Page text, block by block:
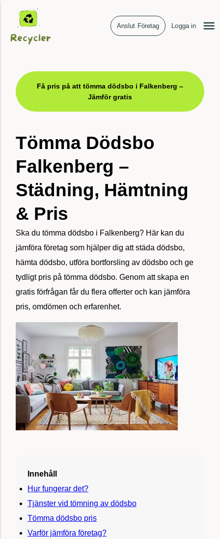
Anslut Företag Logga in
Få pris på att tömma dödsbo i Falkenberg –
Jämför gratis
Tömma Dödsbo
Falkenberg –
Städning, Hämtning
& Pris
Ska du tömma dödsbo i Falkenberg? Här kan du
jämföra företag som hjälper dig att städa dödsbo,
hämta dödsbo, utföra bortforsling av dödsbo och ge
tydligt pris på tömma dödsbo. Genom att skapa en
gratis förfrågan får du flera offerter och kan jämföra
pris, omdömen och erfarenhet.
Innehåll
Hur fungerar det?
Tjänster vid tömning av dödsbo
Tömma dödsbo pris
Varför jämföra företag?